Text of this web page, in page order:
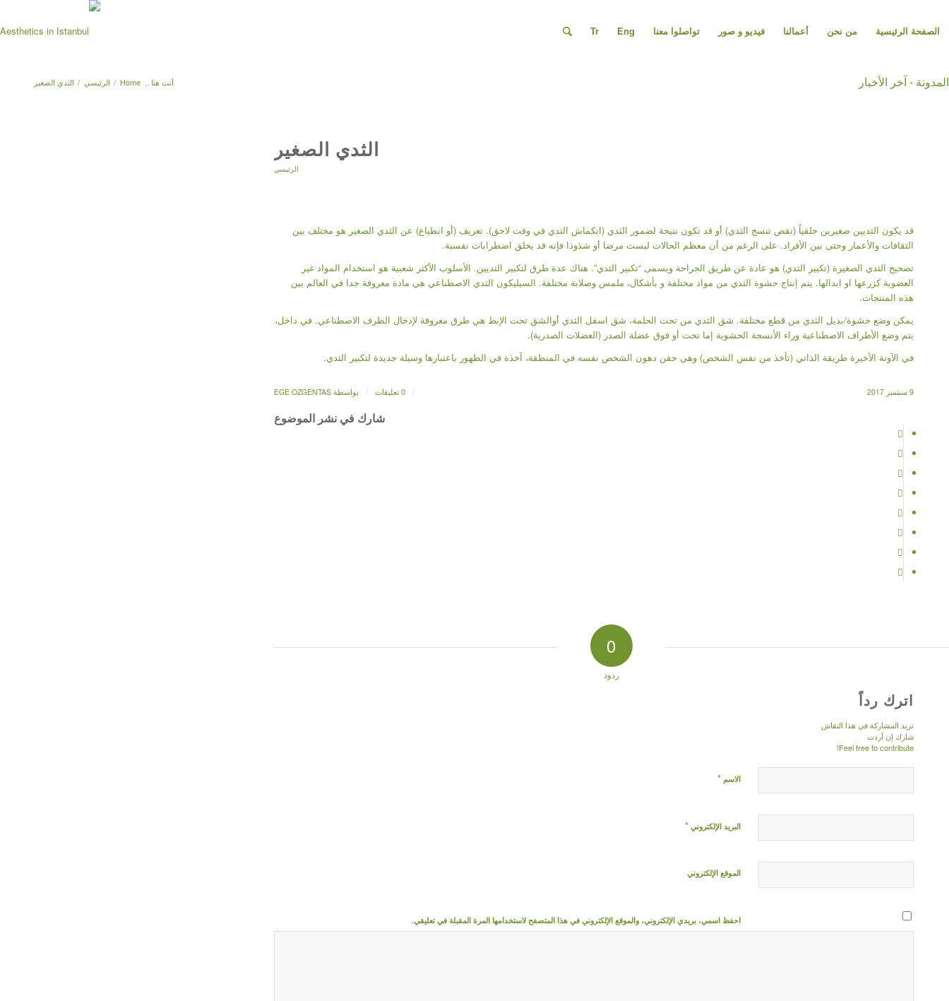
الصفحة الرئيسية من نحن أعمالنا فيديو و صور تواصلوا معنا Eng
Tr
المدونة - آخر الأخبار أنت هنا .. Home
/ الرئيسي / الثدي الصغير
الثدي الصغير
الرئيسي
قد يكون الثديين صغيرين خلقياً (نقص تنسج الثدي) أو قد تكون نتيجة لضمور الثدي (انكماش الثدي في وقت لاحق). تعريف (أو انطباع) عن الثدي الصغير هو مختلف بين
الثقافات والأعمار وحتى بين الأفراد. على الرغم من أن معظم الحالات ليست مرضا أو شذوذا فإنه قد يخلق اضطرابات نفسية.
تصحيح الثدي الصغيرة (تكبير الثدي) هو عادة عن طريق الجراحة ويسمى “تكبير الثدي”. هناك عدة طرق لتكبير الثديين. الأسلوب الأكثر شعبية هو استخدام المواد غير
العضوية كزرعها او ابدالها. يتم إنتاج حشوة الثدي من مواد مختلفة و بأشكال، ملمس وصلابة مختلفة. السيليكون الثدي الاصطناعي هي مادة معروفة جدا في العالم بين
هذه المنتجات.
يمكن وضع حشوة/بديل الثدي من قطع مختلفة. شق الثدي من تحت الحلمة، شق اسفل الثدي أوالشق تحت الإبط هي طرق معروفة لإدخال الطرف الاصطناعي. في داخل،
يتم وضع الأطراف الاصطناعية وراء الأنسجة الحشوية إما تحت أو فوق عضلة الصدر (العضلات الصدرية).
في الآونة الأخيرة طريقة الذاتي (تأخذ من نفس الشخص) وهي حقن دهون الشخص نفسه في المنطقة، آخذة في الظهور باعتبارها وسيلة جديدة لتكبير الثدي.
9 سبتمبر 2017 / 0 تعليقات / بواسطةEGE OZGENTAS
شارك في نشر الموضوع
0
ردود
اترك رداً
تريد المشاركة في هذا النقاش
شارك إن أردت
Feel free to contribute!
الاسم *
البريد الإلكتروني *
الموقع الإلكتروني
احفظ اسمي، بريدي الإلكتروني، والموقع الإلكتروني في هذا المتصفح لاستخدامها المرة المقبلة في تعليقي.